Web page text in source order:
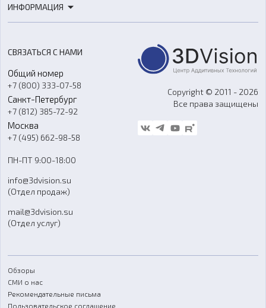
Расходные материалы
Оборудование и материалы для вакуумного литья
Аксессуары и прочее оборудование
Программное обеспечение
3D-моделирование
Ремонт и услуги
ИНФОРМАЦИЯ
О компании
Контакты
Гос. закупки
Стать дилером
Блог
FAQ
СВЯЗАТЬСЯ С НАМИ
Общий номер
+7 (800) 333-07-58
Санкт-Петербург
+7 (812) 385-72-92
Москва
+7 (495) 662-98-58
ПН-ПТ 9:00-18:00
info@3dvision.su
(Отдел продаж)
mail@3dvision.su
(Отдел услуг)
Copyright © 2011 - 2026
Все права защищены
Обзоры
СМИ о нас
Рекомендательные письма
Пользовательское соглашение